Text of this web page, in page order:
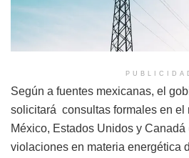
Según a fuentes mexicanas, el
solicitará consultas formales en el
México, Estados Unidos y Canadá
violaciones en materia energética